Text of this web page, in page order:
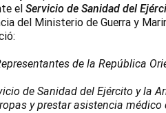
el Servicio de Sanidad del
del Ministerio de Guerra y
de la República
de Sanidad del Ejército y la
y prestar asistencia